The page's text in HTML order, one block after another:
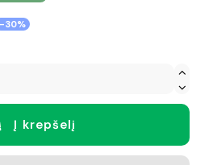
-30%
Į krepšelį